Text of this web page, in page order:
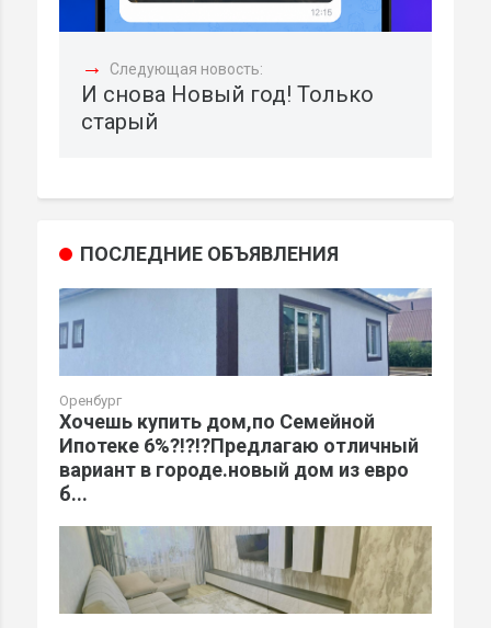
→ Следующая новость:
И снова Новый год! Только
старый
ПОСЛЕДНИЕ ОБЪЯВЛЕНИЯ
Оренбург
Хочешь купить дом,по Семейной
Ипотеке 6%?!?!?Предлагаю отличный
вариант в городе.новый дом из евро
б...